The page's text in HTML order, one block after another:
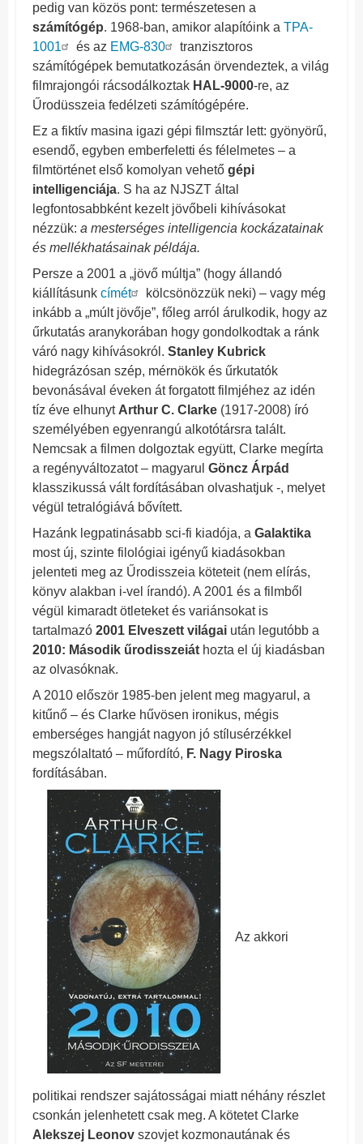
pedig van közös pont: természetesen a
számítógép. 1968-ban, amikor alapítóink a TPA-
1001
és az EMG-830
tranzisztoros
számítógépek bemutatkozásán örvendeztek, a világ
filmrajongói rácsodálkoztak HAL-9000-re, az
Űrodüsszeia fedélzeti számítógépére.
Ez a fiktív masina igazi gépi filmsztár lett: gyönyörű,
esendő, egyben emberfeletti és félelmetes – a
filmtörténet első komolyan vehető gépi
intelligenciája. S ha az NJSZT által
legfontosabbként kezelt jövőbeli kihívásokat
nézzük: a mesterséges intelligencia kockázatainak
és mellékhatásainak példája.
Persze a 2001 a „jövő múltja” (hogy állandó
kiállításunk címét
kölcsönözzük neki) – vagy még
inkább a „múlt jövője”, főleg arról árulkodik, hogy az
űrkutatás aranykorában hogy gondolkodtak a ránk
váró nagy kihívásokról. Stanley Kubrick
hidegrázósan szép, mérnökök és űrkutatók
bevonásával éveken át forgatott filmjéhez az idén
tíz éve elhunyt Arthur C. Clarke (1917-2008) író
személyében egyenrangú alkotótársra talált.
Nemcsak a filmen dolgoztak együtt, Clarke megírta
a regényváltozatot – magyarul Göncz Árpád
klasszikussá vált fordításában olvashatjuk -, melyet
végül tetralógiává bővített.
Hazánk legpatinásabb sci-fi kiadója, a Galaktika
most új, szinte filológiai igényű kiadásokban
jelenteti meg az Űrodisszeia köteteit (nem elírás,
könyv alakban i-vel írandó). A 2001 és a filmből
végül kimaradt ötleteket és variánsokat is
tartalmazó 2001 Elveszett világai után legutóbb a
2010: Második űrodisszeiát hozta el új kiadásban
az olvasóknak.
A 2010 először 1985-ben jelent meg magyarul, a
kitűnő – és Clarke hűvösen ironikus, mégis
emberséges hangját nagyon jó stílusérzékkel
megszólaltató – műfordító, F. Nagy Piroska
fordításában.
Az akkori
politikai rendszer sajátosságai miatt néhány részlet
csonkán jelenhetett csak meg. A kötetet Clarke
Alekszej Leonov szovjet kozmonautának és